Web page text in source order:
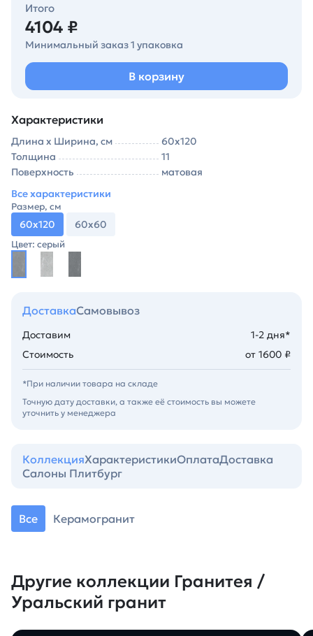
Итого
4104 ₽
Минимальный заказ 1 упаковка
В корзину
Характеристики
Длина х Ширина, см
60х120
Толщина
11
Поверхность
матовая
Все характеристики
Размер, см
60х120 60х60
Цвет: серый
ДоставкаСамовывоз
Доставим
1-2 дня*
Стоимость
от 1600 ₽
*При наличии товара на складе
Точную дату доставки, а также её стоимость вы можете
уточнить у менеджера
КоллекцияХарактеристикиОплатаДоставка
Салоны Плитбург
Все Керамогранит
Другие коллекции Гранитея /
Уральский гранит